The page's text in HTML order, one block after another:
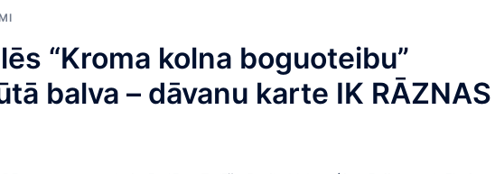
“Kroma kolna boguoteibu”
balva – dāvanu karte IK RĀZNAS